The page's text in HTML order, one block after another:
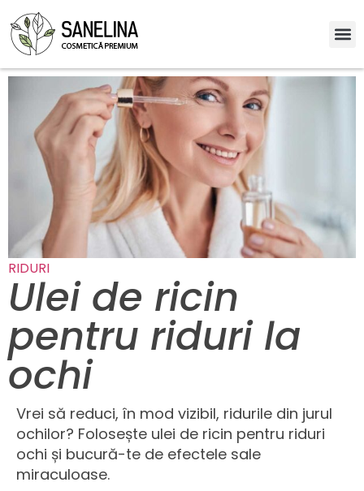
RIDURI
Ulei de ricin
pentru riduri la
ochi
Vrei să reduci, în mod vizibil, ridurile din jurul
ochilor? Folosește ulei de ricin pentru riduri
ochi și bucură-te de efectele sale
miraculoase.